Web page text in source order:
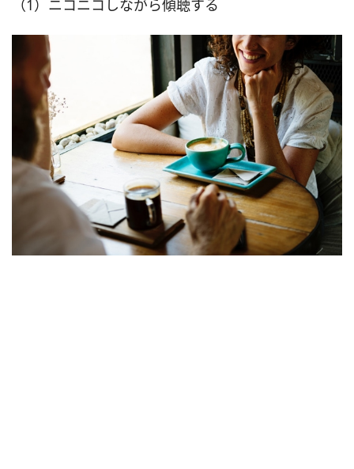
（1）ニコニコしながら傾聴する